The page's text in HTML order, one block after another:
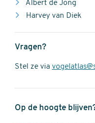
Albert de Jong
Harvey van Diek
Vragen?
Stel ze via
Op de hoogte